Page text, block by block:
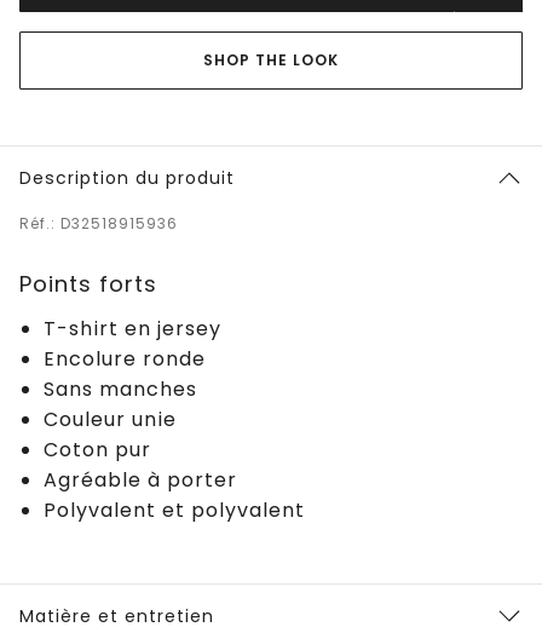
SHOP THE LOOK
Description du produit
Réf.: D32518915936
Points forts
T-shirt en jersey
Encolure ronde
Sans manches
Couleur unie
Coton pur
Agréable à porter
Polyvalent et polyvalent
Matière et entretien